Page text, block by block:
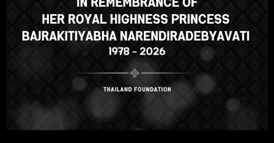
Select your language
English ภาษาไทย
Korean Japanese
Vietnamese